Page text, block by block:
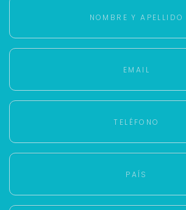
Con estos datos podemos
más rápido.